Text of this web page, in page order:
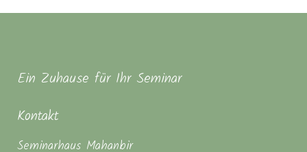
Ein Zuhause für Ihr Seminar
Kontakt
Seminarhaus Mahanbir